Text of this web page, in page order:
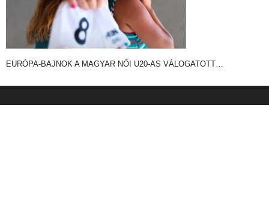
EURÓPA-BAJNOK A MAGYAR NŐI U20-AS VÁLOGATOTT…